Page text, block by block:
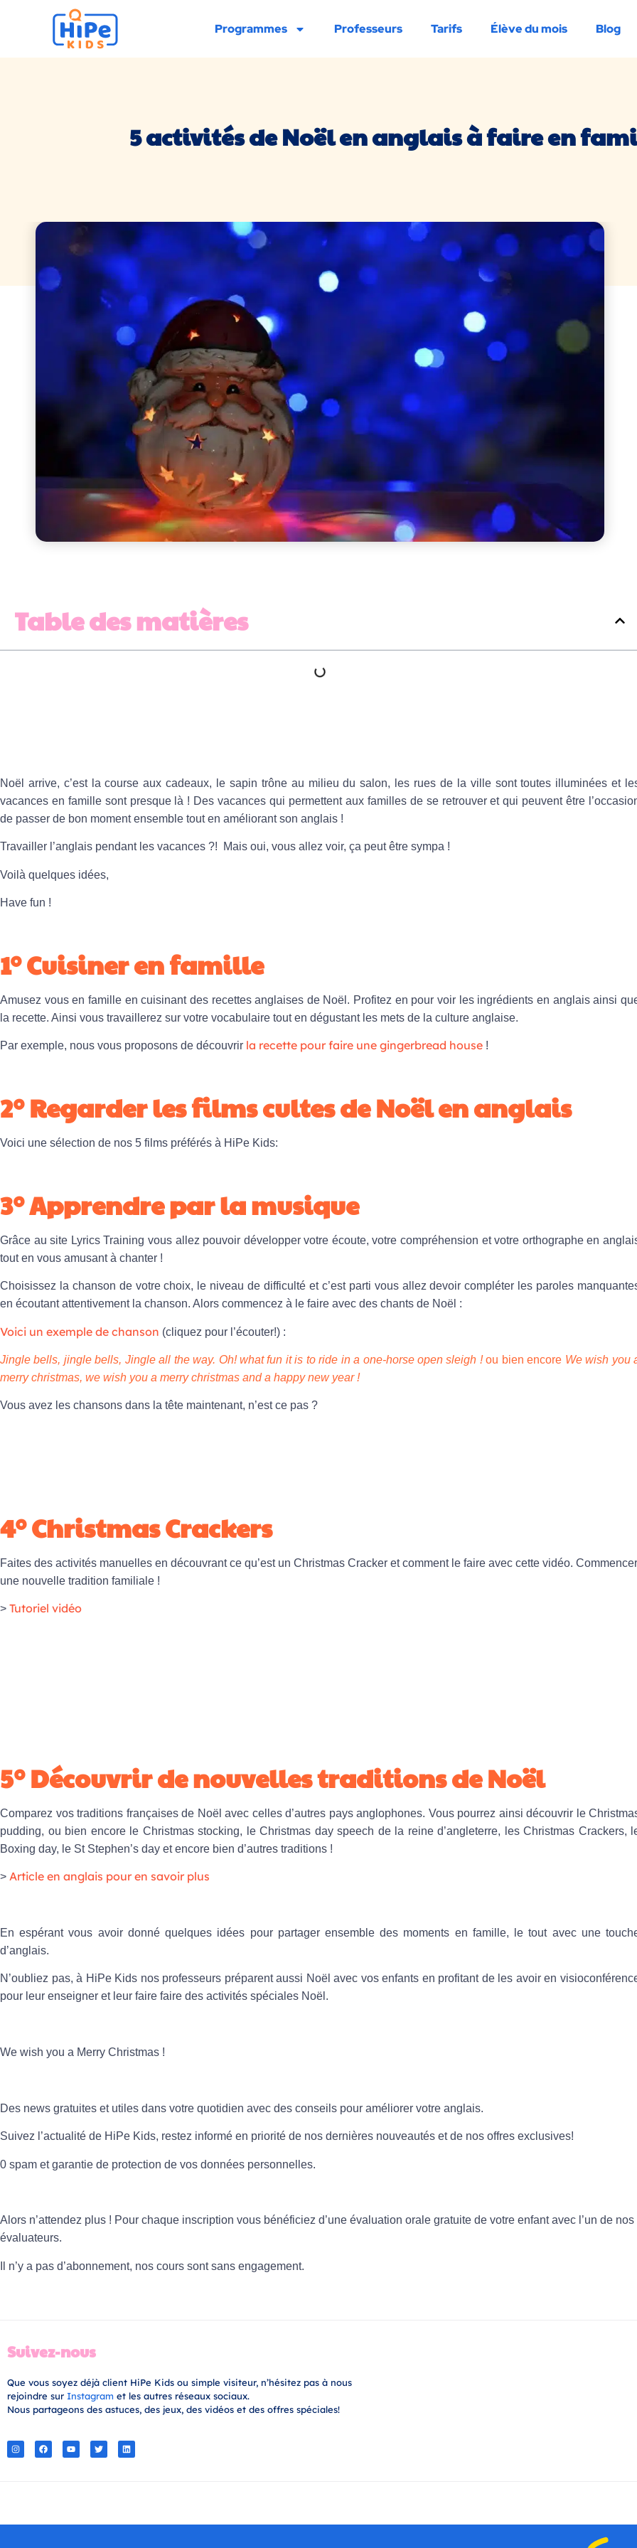
Programmes Professeurs Tarifs Élève du mois Blog
5 activités de Noël en anglais à faire en
Table des matières
Noël arrive, c’est la course aux cadeaux, le sapin trône au milieu du salon, les rues de la ville sont toutes illuminées et
vacances en famille sont presque là ! Des vacances qui permettent aux familles de se retrouver et qui peuvent être
de passer de bon moment ensemble tout en améliorant son anglais !
Travailler l’anglais pendant les vacances ?! Mais oui, vous allez voir, ça peut être sympa !
Voilà quelques idées,
Have fun !
1° Cuisiner en famille
Amusez vous en famille en cuisinant des recettes anglaises de Noël. Profitez en pour voir les ingrédients en anglais ainsi
la recette. Ainsi vous travaillerez sur votre vocabulaire tout en dégustant les mets de la culture anglaise.
Par exemple, nous vous proposons de découvrir la recette pour faire une gingerbread house !
2° Regarder lesfilmscultes de Noël en anglais
Voici une sélection de nos 5 films préférés à HiPe Kids:
3° Apprendre par la musique
Grâce au site Lyrics Training vous allez pouvoir développer votre écoute, votre compréhension et votre orthographe en
tout en vous amusant à chanter !
Choisissez la chanson de votre choix, le niveau de difficulté et c’est parti vous allez devoir compléter les paroles
en écoutant attentivement la chanson. Alors commencez à le faire avec des chants de Noël :
Voici un exemple de chanson (cliquez pour l’écouter!) :
Jingle bells, jingle bells, Jingle all the way. Oh! what fun it is to ride in a one-horse open sleigh !ou bien encore We wish you
merry christmas, we wish you a merry christmas and a happy new year !
Vous avez les chansons dans la tête maintenant, n’est ce pas ?
4° Christmas Crackers
Faites des activités manuelles en découvrant ce qu’est un Christmas Cracker et comment le faire avec cette vidéo. Commencer
une nouvelle tradition familiale !
> Tutoriel vidéo
5° Découvrir de nouvelles traditions de Noël
Comparez vos traditions françaises de Noël avec celles d’autres pays anglophones. Vous pourrez ainsi découvrir le
pudding, ou bien encore le Christmas stocking, le Christmas day speech de la reine d’angleterre, les Christmas Crackers,
Boxing day, le St Stephen’s day et encore bien d’autres traditions !
> Article en anglais pour en savoir plus
En espérant vous avoir donné quelques idées pour partager ensemble des moments en famille, le tout avec une
d’anglais.
N’oubliez pas, à HiPe Kids nos professeurs préparent aussi Noël avec vos enfants en profitant de les avoir en
pour leur enseigner et leur faire faire des activités spéciales Noël.
We wish you a Merry Christmas !
Des news gratuites et utiles dans votre quotidien avec des conseils pour améliorer votre anglais.
Suivez l’actualité de HiPe Kids, restez informé en priorité de nos dernières nouveautés et de nos offres exclusives!
0 spam et garantie de protection de vos données personnelles.
Alors n’attendez plus ! Pour chaque inscription vous bénéficiez d’une évaluation orale gratuite de votre enfant avec l’un de nos
évaluateurs.
Il n’y a pas d’abonnement, nos cours sont sans engagement.
Suivez-nous
Que vous soyez déjà client HiPe Kids ou simple visiteur, n’hésitez pas à nous
rejoindre sur Instagram et les autres réseaux sociaux.
Nous partageons des astuces, des jeux, des vidéos et des offres spéciales!